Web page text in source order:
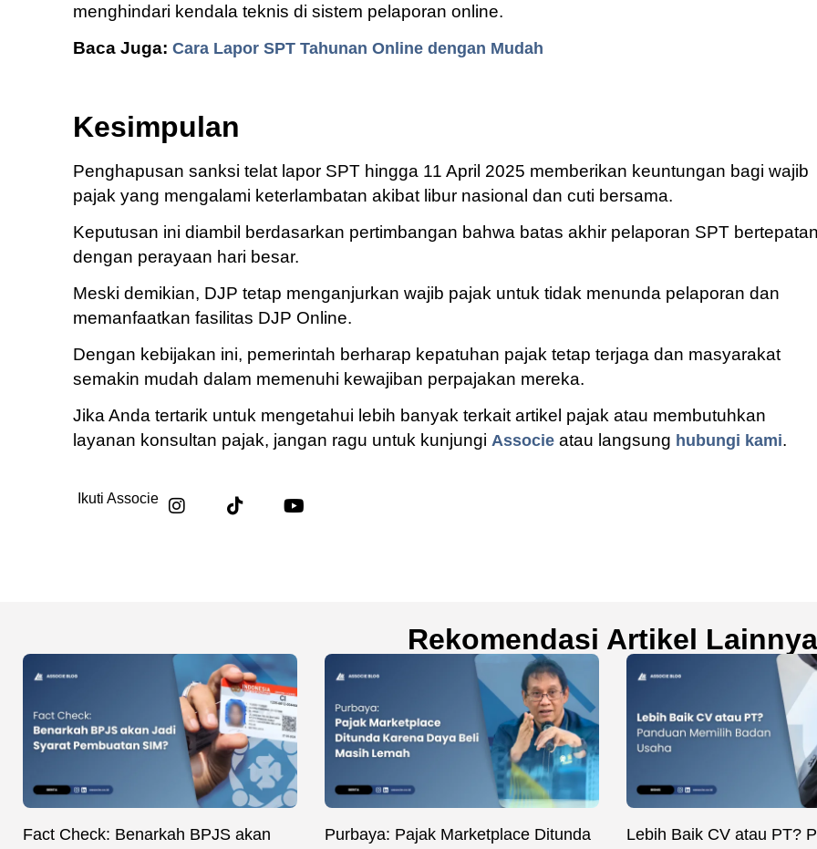
menghindari kendala teknis di sistem pelaporan online.
Baca Juga: Cara Lapor SPT Tahunan Online dengan Mudah
Kesimpulan
Penghapusan sanksi telat lapor SPT hingga 11 April 2025 memberikan keuntungan bagi wajib
pajak yang mengalami keterlambatan akibat libur nasional dan cuti bersama.
Keputusan ini diambil berdasarkan pertimbangan bahwa batas akhir pelaporan SPT
dengan perayaan hari besar.
Meski demikian, DJP tetap menganjurkan wajib pajak untuk tidak menunda pelaporan dan
memanfaatkan fasilitas DJP Online.
Dengan kebijakan ini, pemerintah berharap kepatuhan pajak tetap terjaga dan masyarakat
semakin mudah dalam memenuhi kewajiban perpajakan mereka.
Jika Anda tertarik untuk mengetahui lebih banyak terkait artikel pajak atau membutuhkan
layanan konsultan pajak, jangan ragu untuk kunjungi Associe atau langsung hubungi kami.
Ikuti Associe
Rekomendasi Artikel Lainnya
Fact Check: Benarkah BPJS akan
Purbaya: Pajak Marketplace Ditunda
Lebih Baik CV atau PT?